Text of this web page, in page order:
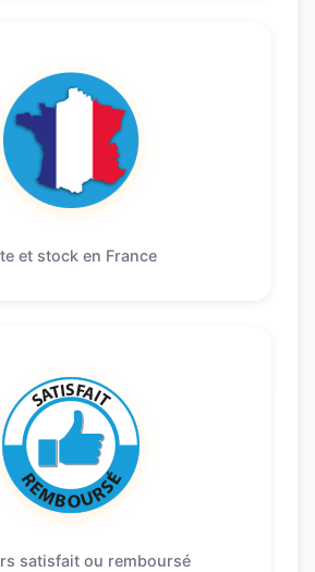
et stock en France
satisfait ou remboursé